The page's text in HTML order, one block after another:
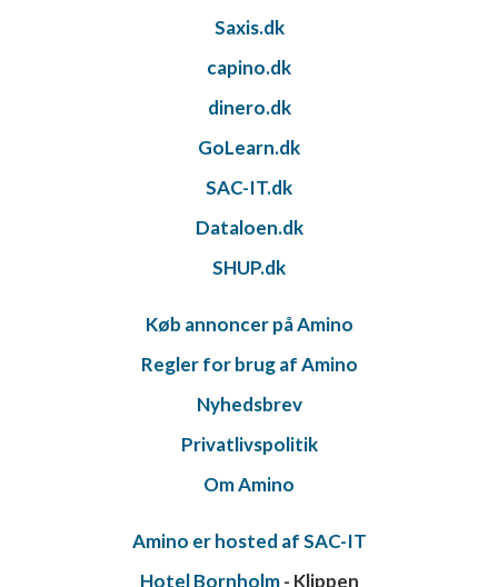
Saxis.dk
capino.dk
dinero.dk
GoLearn.dk
SAC-IT.dk
Dataloen.dk
SHUP.dk
Køb annoncer på Amino
Regler for brug af Amino
Nyhedsbrev
Privatlivspolitik
Om Amino
Amino er hosted af SAC-IT
Hotel Bornholm- Klippen